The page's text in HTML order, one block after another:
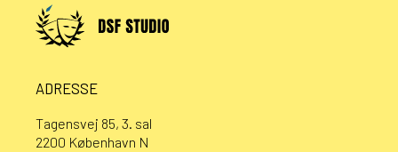
ADRESSE
Tagensvej 85, 3. sal
2200 København N